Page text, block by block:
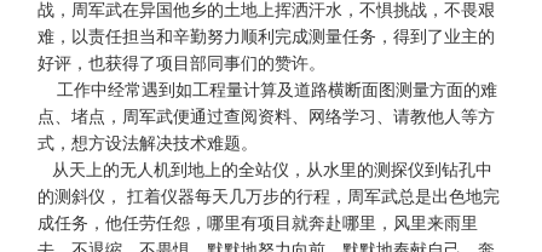
战，周军武在异国他乡的土地上挥洒汗水，不惧挑战，不畏艰
难，以责任担当和辛勤努力顺利完成测量任务，得到了业主的
好评，也获得了项目部同事们的赞许。
工作中经常遇到如工程量计算及道路横断面图测量方面的难
点、堵点，周军武便通过查阅资料、网络学习、请教他人等方
式，想方设法解决技术难题。
从天上的无人机到地上的全站仪，从水里的测探仪到钻孔中
的测斜仪， 扛着仪器每天几万步的行程，周军武总是出色地完
成任务，他任劳任怨，哪里有项目就奔赴哪里，风里来雨里